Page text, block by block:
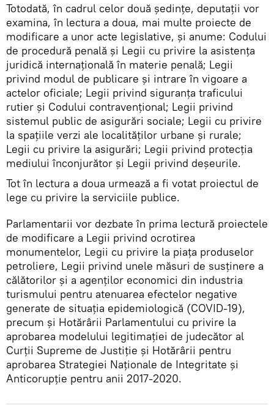
Totodată, în cadrul celor două ședințe, deputații vor
examina, în lectura a doua, mai multe proiecte de
modificare a unor acte legislative, și anume: Codului
de procedură penală și Legii cu privire la asistența
juridică internațională în materie penală; Legii
privind modul de publicare și intrare în vigoare a
actelor oficiale; Legii privind siguranța traficului
rutier și Codului contravențional; Legii privind
sistemul public de asigurări sociale; Legii cu privire
la spațiile verzi ale localităților urbane și rurale;
Legii cu privire la asigurări; Legii privind protecția
mediului înconjurător și Legii privind deșeurile.
Tot în lectura a doua urmează a fi votat proiectul de
lege cu privire la serviciile publice.
Parlamentarii vor dezbate în prima lectură proiectele
de modificare a Legii privind ocrotirea
monumentelor, Legii cu privire la piața produselor
petroliere, Legii privind unele măsuri de susținere a
călătorilor și a agenților economici din industria
turismului pentru atenuarea efectelor negative
generate de situația epidemiologică (COVID-19),
precum și Hotărârii Parlamentului cu privire la
aprobarea modelului legitimației de judecător al
Curții Supreme de Justiție și Hotărârii pentru
aprobarea Strategiei Naționale de Integritate și
Anticorupție pentru anii 2017-2020.